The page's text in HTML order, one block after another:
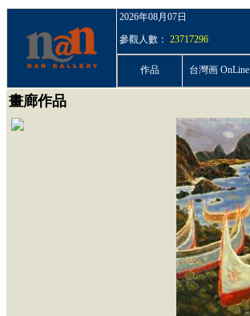
2026年08月07日
參觀人數： 23717296
作品 台灣画 OnLine
畫廊作品